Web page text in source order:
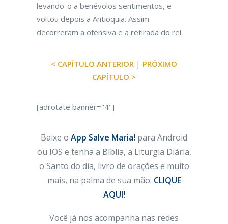
levando-o a benévolos sentimentos, e
voltou depois a Antioquia. Assim
decorreram a ofensiva e a retirada do rei.
< CAPÍTULO ANTERIOR | PRÓXIMO
CAPÍTULO >
[adrotate banner="4"]
Baixe o App Salve Maria! para Android
ou IOS e tenha a Bíblia, a Liturgia Diária,
o Santo do dia, livro de orações e muito
mais, na palma de sua mão. CLIQUE
AQUI!
Você já nos acompanha nas redes